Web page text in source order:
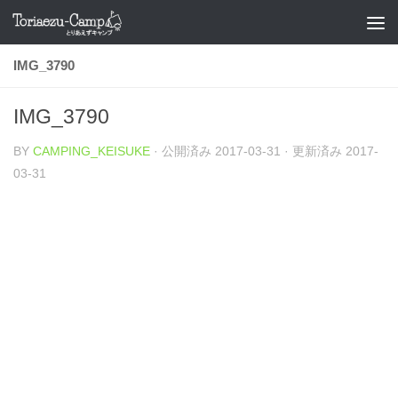
コンテンツへスキップ
IMG_3790
IMG_3790
BY CAMPING_KEISUKE · 公開済み 2017-03-31 · 更新済み 2017-
03-31